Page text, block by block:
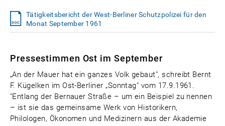
Tätigkeitsbericht der West-Berliner Schutzpolizei für den
Monat September 1961
Pressestimmen Ost im September
„An der Mauer hat ein ganzes Volk gebaut", schreibt Bernt
F. Kügelken im Ost-Berliner „Sonntag" vom 17.9.1961.
"Entlang der Bernauer Straße – um ein Beispiel zu nennen
– ist sie das gemeinsame Werk von Historikern,
Philologen, Ökonomen und Medizinern aus der Akademie